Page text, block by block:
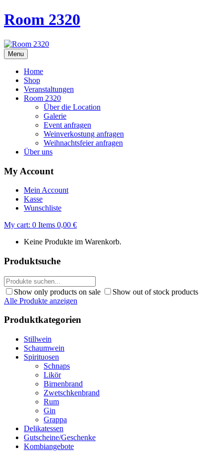
Room 2320
Menu
Home
Shop
Veranstaltungen
Room 2320
Über die Location
Galerie
Event anfragen
Weinverkostung anfragen
Weihnachtsfeier anfragen
Über uns
My Account
Mein Account
Kasse
Wunschliste
My cart: 0 Items 0,00 €
Keine Produkte im Warenkorb.
Produktsuche
Show only products on sale
Show out of stock products
Alle Produkte anzeigen
Produktkategorien
Stillwein
Schaumwein
Spirituosen
Schnaps
Likör
Birnenbrand
Zwetschkenbrand
Rum
Gin
Grappa
Delikatessen
Gutscheine/Geschenke
Kombiangebote